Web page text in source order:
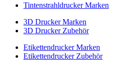
Tintenstrahldrucker Marken
3D Drucker Marken
3D Drucker Zubehör
Etikettendrucker Marken
Etikettendrucker Zubehör